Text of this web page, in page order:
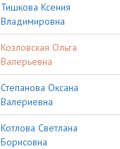
Тишкова Ксения
Владимировна
Козловская Ольга
Валерьевна
Степанова Оксана
Валериевна
Котлова Светлана
Борисовна